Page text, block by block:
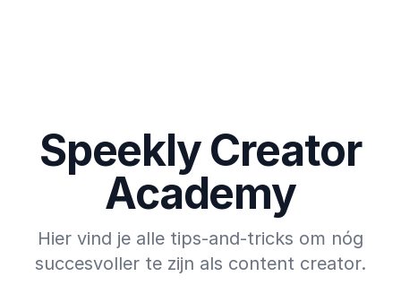
Speekly Creator
Academy
Hier vind je alle tips-and-tricks om nóg
succesvoller te zijn als content creator.